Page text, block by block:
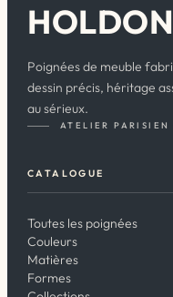
HOLDON
Poignées de meuble
dessin précis, héritage
au sérieux.
ATELIER PARISIEN
CATALOGUE
Toutes les poignées
Couleurs
Matières
Formes